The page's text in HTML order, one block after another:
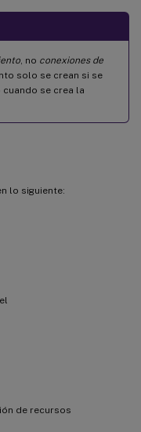
, no conexiones de
solo se crean si se
cuando se crea la
lo siguiente:
de recursos